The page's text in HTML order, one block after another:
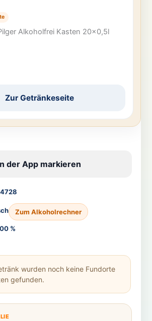
Alkoholfrei Kasten 20×0,5l
Zur Getränkeseite
der App markieren
Zum Alkoholrechner
%
wurden noch keine Fundorte
gefunden.